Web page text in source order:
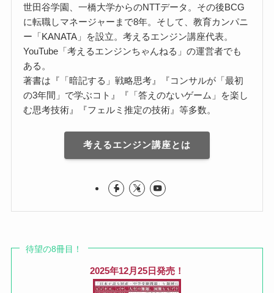
世田谷学園、一橋大学からのNTTデータ。その後BCG
に転職しマネージャーまで8年。そして、教育カンパニ
ー「KANATA」を設立。考えるエンジン講座代表。
YouTube「考えるエンジンちゃんねる」の運営者でも
ある。
著書は『「暗記する」戦略思考』『コンサルが「最初
の3年間」で学ぶコト』『「答えのないゲーム」を楽し
む思考技術』『フェルミ推定の技術』等多数。
考えるエンジン講座とは
待望の8冊目！
2025年12月25日発売！